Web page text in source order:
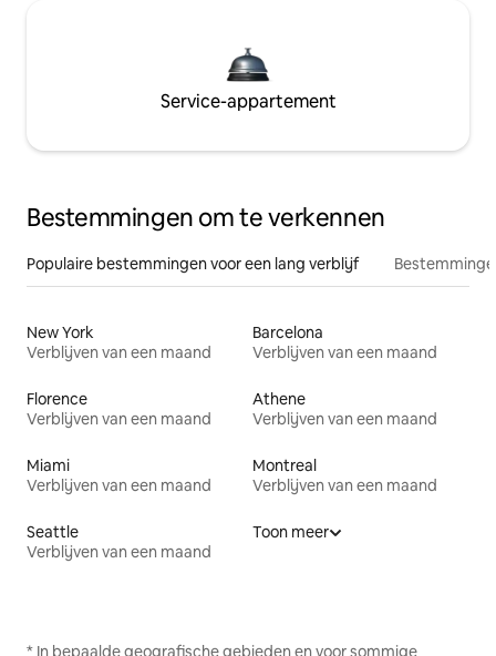
Service-appartement
Bestemmingen om te verkennen
Populaire bestemmingen voor een lang verblijf
New York
Verblijven van een maand
Barcelona
Verblijven van een maand
Florence
Verblijven van een maand
Athene
Verblijven van een maand
Miami
Verblijven van een maand
Montreal
Verblijven van een maand
Seattle
Verblijven van een maand
Toon meer
* In bepaalde geografische gebieden en voor sommige